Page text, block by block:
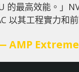
的最高效能。」
以其工程實力和
AMP Extreme